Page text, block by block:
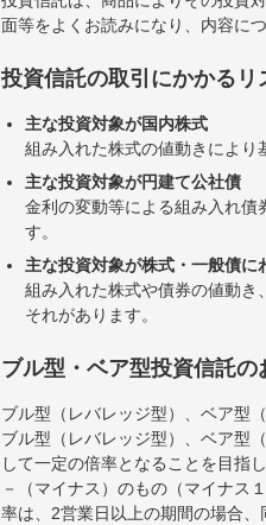
面等をよくお読みになり、内容に
投資信託の取引にかかるリ
主な投資対象が国内株式
組み入れた株式の値動きによ
主な投資対象が円建て公社債
金利の変動等による組み入れ
す。
主な投資対象が株式・一般債
組み入れた株式や債券の値動
それがあります。
ブル型・ベア型投資信託
ブル型（レバレッジ型）、ベア型
ブル型（レバレッジ型）、ベア型
して一定の倍率となることを目指
－（マイナス）のもの（マイナス
率は、2営業日以上の期間の場合